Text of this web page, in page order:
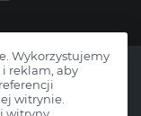
Wykorzystujemy
reklam, aby
witrynie.